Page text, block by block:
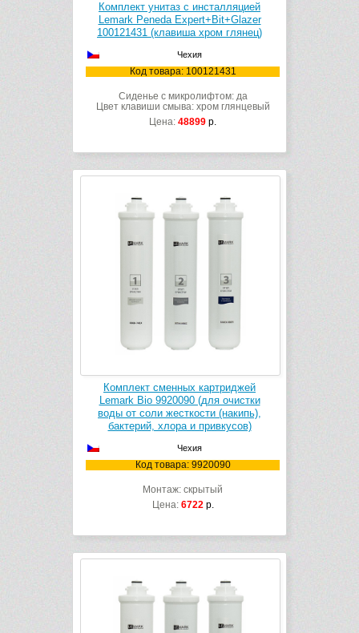
Комплект унитаз с инсталляцией
Lemark Peneda Expert+Bit+Glazer
100121431 (клавиша хром глянец)
Чехия
Код товара: 100121431
Сиденье с микролифтом: да
Цвет клавиши смыва: хром глянцевый
Цена: 48899 р.
Комплект сменных картриджей
Lemark Bio 9920090 (для очистки
воды от соли жесткости (накипь),
бактерий, хлора и привкусов)
Чехия
Код товара: 9920090
Монтаж: скрытый
Цена: 6722р.